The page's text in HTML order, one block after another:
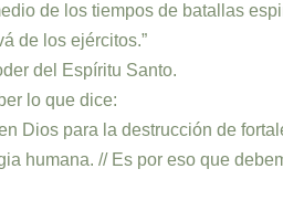
de los tiempos de batallas
de los ejércitos.”
del Espíritu Santo.
lo que dice:
Dios para la destrucción de
humana. // Es por eso que